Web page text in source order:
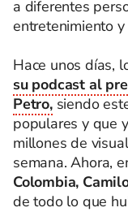
a diferentes
entretenimiento
Hace unos días,
su podcast al
Petro,siendo
populares y que
millones de
semana. Ahora,
Colombia,
de todo lo que